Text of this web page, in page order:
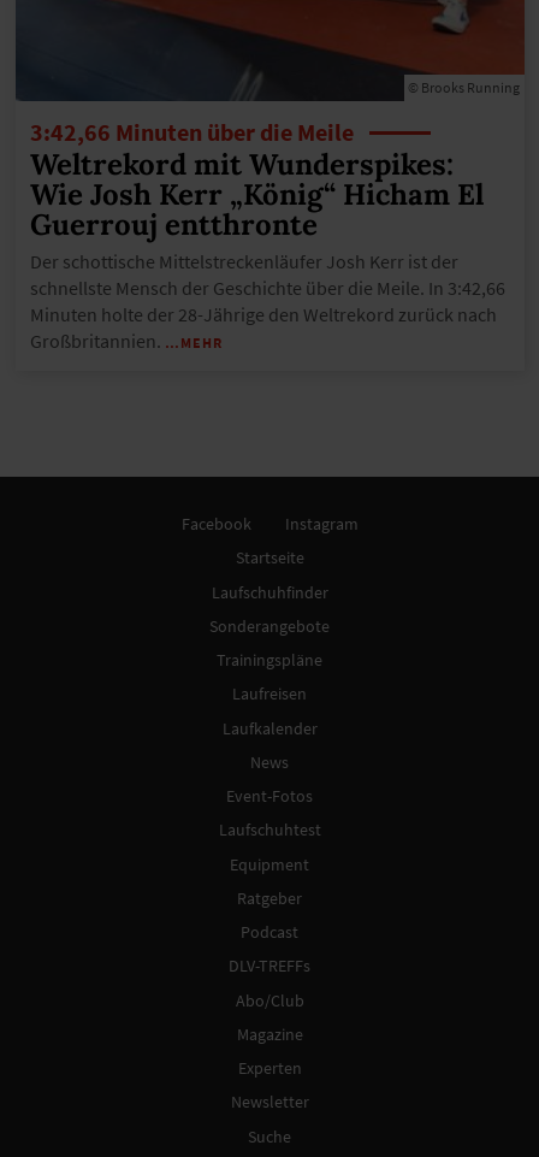
© Brooks Running
3:42,66 Minuten über die Meile
Weltrekord mit Wunderspikes:
Wie Josh Kerr „König“ Hicham El
Guerrouj entthronte
Der schottische Mittelstreckenläufer Josh Kerr ist der
schnellste Mensch der Geschichte über die Meile. In 3:42,66
Minuten holte der 28-Jährige den Weltrekord zurück nach
Großbritannien. …MEHR
Facebook
Instagram
Startseite
Laufschuhfinder
Sonderangebote
Trainingspläne
Laufreisen
Laufkalender
News
Event-Fotos
Laufschuhtest
Equipment
Ratgeber
Podcast
DLV-TREFFs
Abo/Club
Magazine
Experten
Newsletter
Suche